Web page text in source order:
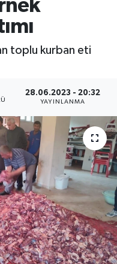
toplu kurban eti
28.06.2023 - 20:32
YAYINLANMA
Fikstür